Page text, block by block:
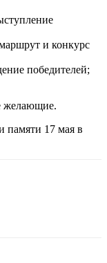
и конкурс
победителей;
желающие.
памяти 17 мая в